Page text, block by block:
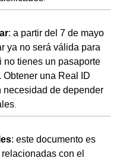
: a partir del 7 de mayo
ya no será válida para
tienes un pasaporte
una Real ID
de depender
: este documento es
con el